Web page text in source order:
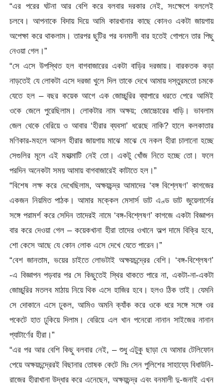
“এর পরের ঘটনা আর বেশি করে বলবার দরকার নেই, সংক্ষেপে বললেই
চলবে। আপনাকে বিদায় দিয়ে আমি কারখানার কাছে কোনও একটা জায়গায়
অপেক্ষা করে থাকলাম। তারপর ছুটির পর বনমালী বার হতেই গোপনে তার পিছু
নেওয়া গেল।”
“সে এসে উপস্থিত হল বাগবাজারের একটা বাড়ির দরজায়। বারকতক কড়া
নাড়তেই যে লোকটা এসে দরজা খুলে দিল তাকে দেখে আমায় দস্তুরমতো চমকে
যেতে হল – বছর কয়েক আগে এক জোচ্চুরির ব্যাপারে ধরতে পেরে আমিই
ওকে জেলে পুরেছিলাম। লোকটার নাম অক্ষয়; জোচ্চোরের ধাড়ি। ভাবলাম
জেল থেকে বেরিয়ে ও আবার ‘হীরার ব্যবসা’ ধরেছে নাকি? হালে কলকাতার
মণিকার-মহলে আসল হীরার জায়গায় মাঝে মাঝে যে নকল হীরা চালানো হচ্ছে
সেগুলির মূলে এই মহাত্মাটি নেই তো। একটু খোঁজ নিতে হচ্ছে তো। ফলে
পরদিন অনেকটা সময় আমায় বাগবাজারেই কাটাতে হল।”
“বিশেষ লক্ষ করে দেখেছিলাম, অক্ষয়চন্দ্র আমাদের ‘বঙ্গ বিশ্লেষণ’ কাগজের
একজন নিয়মিত পাঠক। আমার মক্কেল মেসার্স ডাট এণ্ড ডাট জুয়েলার্সের
সঙ্গে পরামর্শ করে সেদিন তাদেরই নামে ‘বঙ্গ-বিশ্লেষণ’ কাগজে একটা বিজ্ঞাপন
বার করে দেওয়া গেল – কয়েকখানা হীরা তাদের ওখানে অল্প দামে বিক্রি হবে,
শো কেসে আছে যে কোন লোক এসে দেখে যেতে পারেন।”
“বেশ জানতাম, ভয়ের চাইতে লোভটাই অক্ষয়চন্দ্রের বেশি। ‘বঙ্গ-বিশ্লেষণ’
-এ বিজ্ঞাপন পড়বার পর সে কিছুতেই স্থির থাকতে পারে না, একটা-না-একটা
জোচ্চুরির মতলব মাঠায় নিয়ে থিক এসে হাজির হবে। হলও ঠিক তাই। যেমনি
সে দোকানে এসে ঢুকল, আমিও অমনি ক্যাঁক করে ওকে ধরে সঙ্গে সঙ্গে ওর
পকেটে হাত ঢুকিয়ে দিলাম। বেরিয়ে এল খান পনেরো নানান সাইজের নানান
প্যাটার্ণের হীরা।”
“এর পর আর বেশি কিছু বলবার নেই, – শুধু এটুকু ছাড়া যে আমার টেলিফোন
পেয়ে অক্ষয়চন্দ্রেরই বিছানার তোষক কেটে মিঃ সেন পুলিশের সাহায্যে বিধাউনি-
রাজের হীরাখানা উদ্ধার করে এনেছেন, অক্ষয়চন্দ্র এবং বনমালী দু-জনাই এখন